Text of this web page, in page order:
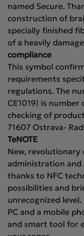
named Secure.
construction of
specially finished
of a heavily
compliance
This symbol
requirements
regulations. The
CE1019) is
checking of
71607 Ostrava-
TeNOTE
New, revolutionary
administration
thanks to NFC
possibilities and
unrecognized
PC and a mobile
and smart tool for